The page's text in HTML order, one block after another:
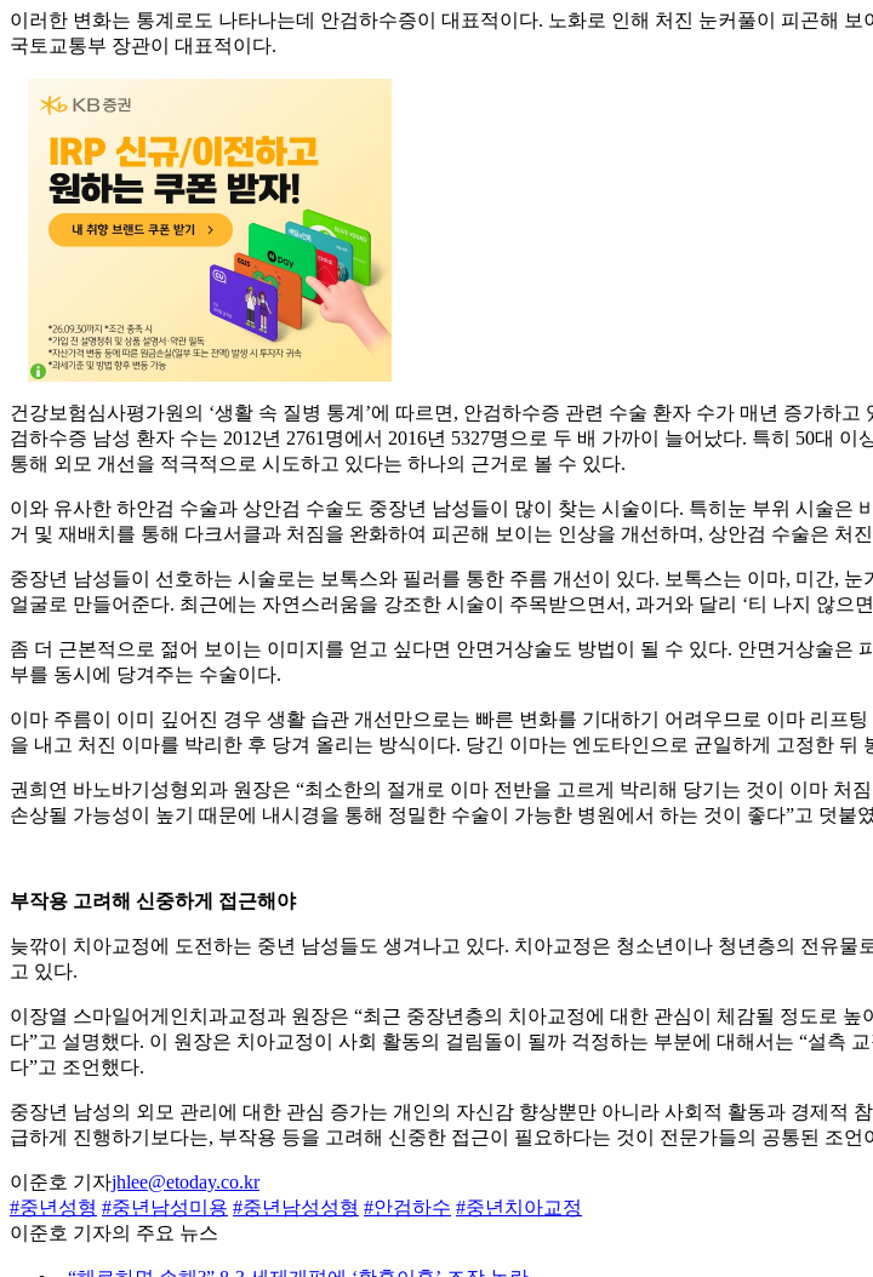
이러한 변화는 통계로도 나타나는데 안검하수증이 대표적이다. 노화로 인해 처진 눈커풀이 피곤해
국토교통부 장관이 대표적이다.
건강보험심사평가원의 ‘생활 속 질병 통계’에 따르면, 안검하수증 관련 수술 환자 수가 매년 증가하
검하수증 남성 환자 수는 2012년 2761명에서 2016년 5327명으로 두 배 가까이 늘어났다. 특히 50대
통해 외모 개선을 적극적으로 시도하고 있다는 하나의 근거로 볼 수 있다.
이와 유사한 하안검 수술과 상안검 수술도 중장년 남성들이 많이 찾는 시술이다. 특히눈 부위 시술은
거 및 재배치를 통해 다크서클과 처짐을 완화하여 피곤해 보이는 인상을 개선하며, 상안검 수술은 처
중장년 남성들이 선호하는 시술로는 보톡스와 필러를 통한 주름 개선이 있다. 보톡스는 이마, 미간,
얼굴로 만들어준다. 최근에는 자연스러움을 강조한 시술이 주목받으면서, 과거와 달리 ‘티 나지 않으
좀 더 근본적으로 젊어 보이는 이미지를 얻고 싶다면 안면거상술도 방법이 될 수 있다. 안면거상술은
부를 동시에 당겨주는 수술이다.
이마 주름이 이미 깊어진 경우 생활 습관 개선만으로는 빠른 변화를 기대하기 어려우므로 이마 리프
을 내고 처진 이마를 박리한 후 당겨 올리는 방식이다. 당긴 이마는 엔도타인으로 균일하게 고정한
권희연 바노바기성형외과 원장은 “최소한의 절개로 이마 전반을 고르게 박리해 당기는 것이 이마 처
손상될 가능성이 높기 때문에 내시경을 통해 정밀한 수술이 가능한 병원에서 하는 것이 좋다”고 덧붙
부작용 고려해 신중하게 접근해야
늦깎이 치아교정에 도전하는 중년 남성들도 생겨나고 있다. 치아교정은 청소년이나 청년층의 전유
고 있다.
이장열 스마일어게인치과교정과 원장은 “최근 중장년층의 치아교정에 대한 관심이 체감될 정도로
다”고 설명했다. 이 원장은 치아교정이 사회 활동의 걸림돌이 될까 걱정하는 부분에 대해서는 “설측
다”고 조언했다.
중장년 남성의 외모 관리에 대한 관심 증가는 개인의 자신감 향상뿐만 아니라 사회적 활동과 경제적
급하게 진행하기보다는, 부작용 등을 고려해 신중한 접근이 필요하다는 것이 전문가들의 공통된 조언
이준호 기자jhlee@etoday.co.kr
#중년성형 #중년남성미용 #중년남성성형 #안검하수 #중년치아교정
이준호 기자의 주요 뉴스